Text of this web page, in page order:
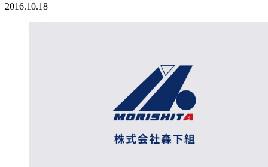
2016.10.18